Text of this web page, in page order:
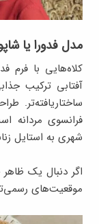
مدل فدورا یا
کلاه‌هایی با فرم
آفتابی ترکیب
ساختاریافته‌تر.
فرانسوی
شهری به استایل
اگر دنبال یک
موقعیت‌های